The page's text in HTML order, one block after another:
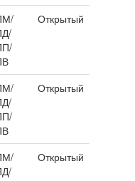
Открытый
Открытый
Открытый